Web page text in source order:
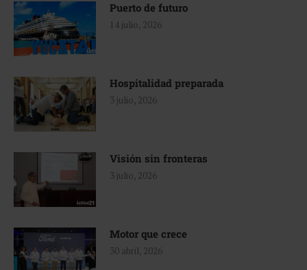
Puerto de futuro
14 julio, 2026
Hospitalidad preparada
3 julio, 2026
Visión sin fronteras
3 julio, 2026
Motor que crece
30 abril, 2026